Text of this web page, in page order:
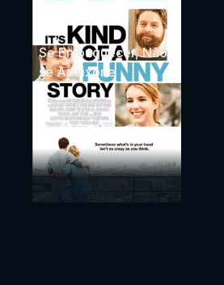
Se Enlouquecer, Não
se Apaixone